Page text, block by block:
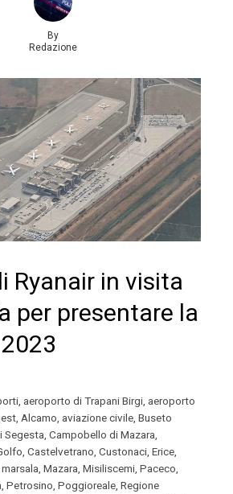
By
Redazione
Ryanair in visita
per presentare la
aeroporto di Trapani Birgi aeroporto
Alcamo aviazione civile Buseto
Segesta Campobello di Mazara
Castelvetrano Custonaci Erice
marsala Mazara Misiliscemi Paceco
Petrosino Poggioreale Regione